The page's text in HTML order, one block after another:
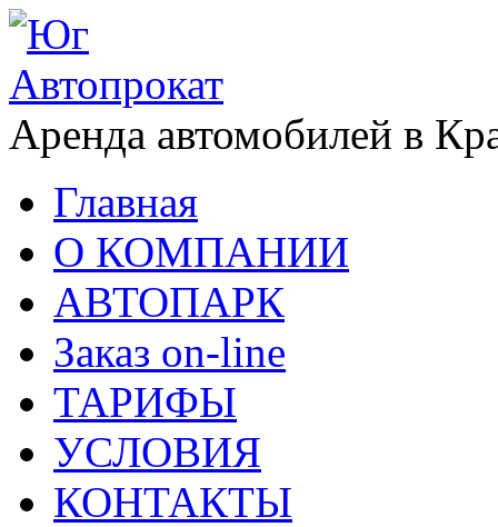
Аренда автомобилей в
Главная
О КОМПАНИИ
АВТОПАРК
Заказ on-line
ТАРИФЫ
УСЛОВИЯ
КОНТАКТЫ